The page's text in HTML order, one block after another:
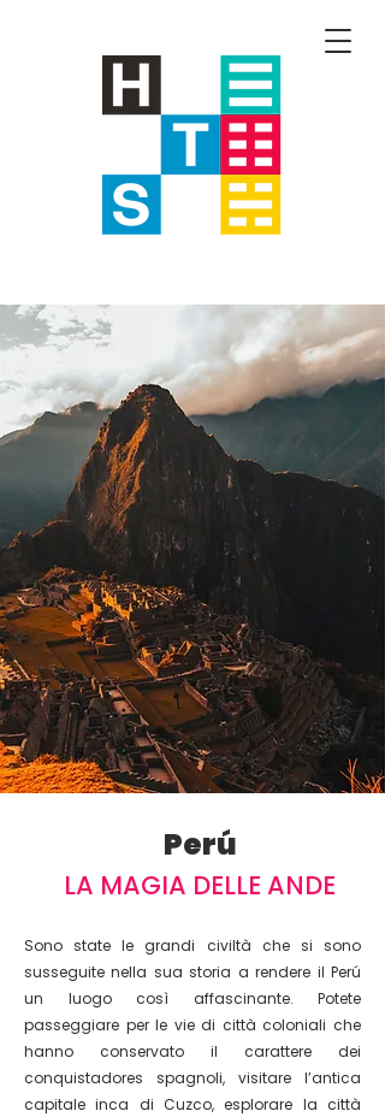
Perú
LA MAGIA DELLE ANDE
Sono state le grandi civiltà che si sono
susseguite nella sua storia a rendere il Perú
un luogo così affascinante. Potete
passeggiare per le vie di città coloniali che
hanno conservato il carattere dei
conquistadores spagnoli, visitare l’antica
capitale inca di Cuzco, esplorare la città